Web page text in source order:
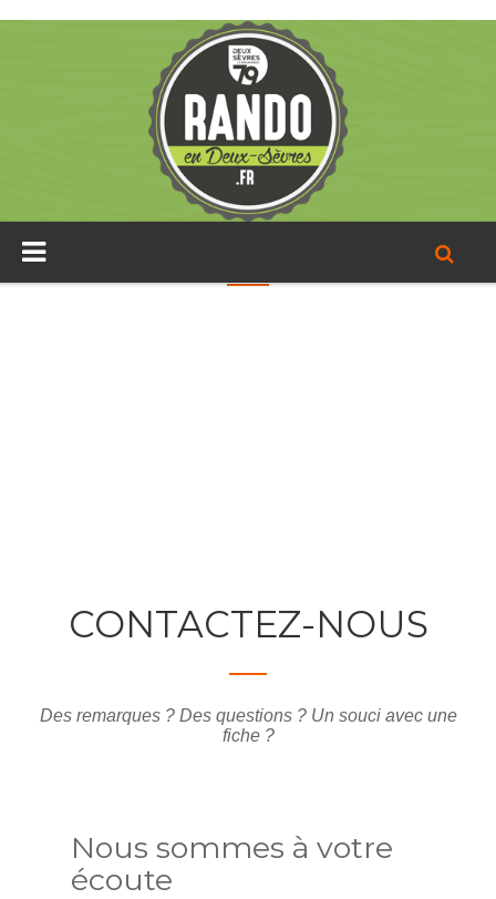
CONTACTEZ-NOUS
Des remarques ? Des questions ? Un souci avec une
fiche ?
Nous sommes à votre
écoute